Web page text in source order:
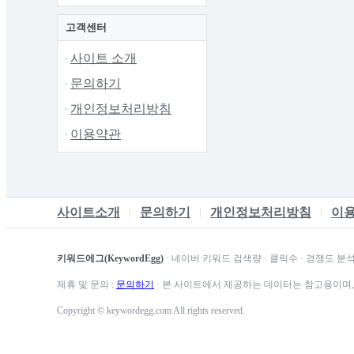
고객센터
사이트 소개
문의하기
개인정보처리방침
이용약관
사이트소개 문의하기 개인정보처리방침 이
키워드에그(KeywordEgg) · 네이버 키워드 검색량 · 클릭수 · 경쟁도 분
제휴 및 문의 : 문의하기 · 본 사이트에서 제공하는 데이터는 참고용이
Copyright © keywordegg.com All rights reserved.